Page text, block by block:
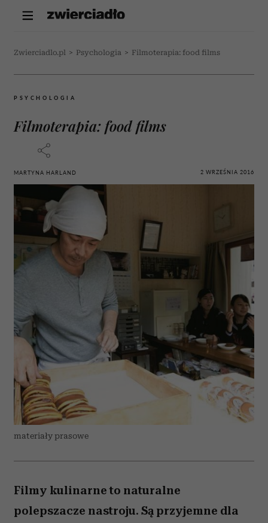
Zwierciadlo.pl > Psychologia > Filmoterapia: food films
PSYCHOLOGIA
Filmoterapia: food films
MARTYNA HARLAND 2 WRZEŚNIA 2016
materiały prasowe
Filmy kulinarne to naturalne
polepszacze nastroju. Są przyjemne dla